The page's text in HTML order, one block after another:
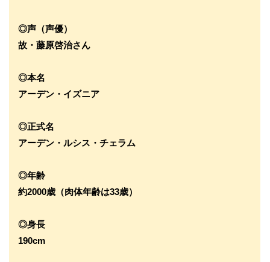
◎声（声優）
故・藤原啓治さん
◎本名
アーデン・イズニア
◎正式名
アーデン・ルシス・チェラム
◎年齢
約2000歳（肉体年齢は33歳）
◎身長
190cm